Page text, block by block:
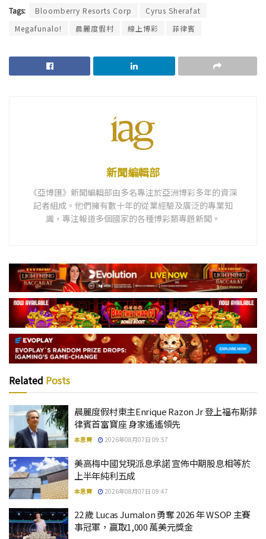
Tags: Bloomberry Resorts Corp
Cyrus Sherafat
Megafunalo!
晨麗度假村 線上博彩 菲律賓
新聞編輯部
《亞博匯》新聞編輯部由多名專注於亞洲博彩多年的資深
記者組成。他們擁有數十年的從業經驗及廣泛的專業知
識，專注報道多個國家的各種博彩類專題新聞。
Related Posts
晨麗度假村東主Enrique Razon Jr 登上福布斯菲
律賓首富寶座 身家遙遙領先
本思齊 2026年08月07日 09:57
美高梅中國兌現派息承諾 宣佈中期股息相等於
上半年純利五成
本思齊 2026年08月07日 09:47
22 歲 Lucas Jumalon 勇奪 2026 年 WSOP 主賽
事冠軍，贏取1,000 萬美元獎金